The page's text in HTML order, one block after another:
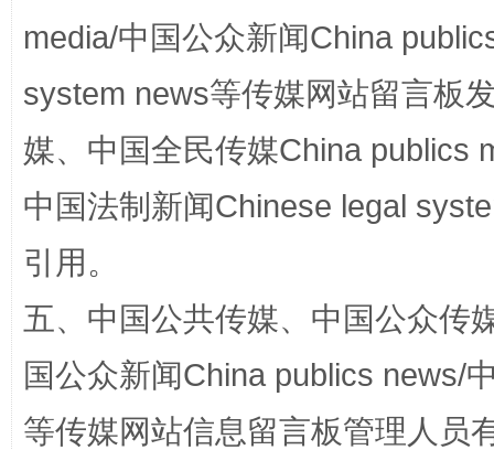
扯下公款旅游的“隐身衣” 如何以
media/中国公众新闻China
system news等传媒网站留言板
媒、中国全民传媒China publics
中国法制新闻Chinese legal
引用。
五、中国公共传媒、中国公众传
国公众新闻China publics news/
等传媒网站信息留言板管理人员